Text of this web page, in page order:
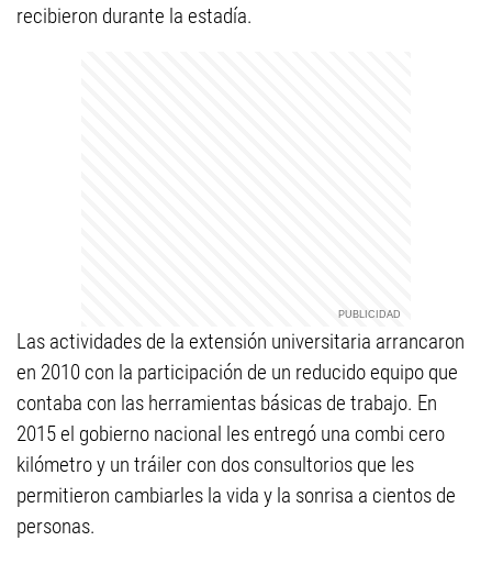
recibieron durante la estadía.
Las actividades de la extensión universitaria arrancaron
en 2010 con la participación de un reducido equipo que
contaba con las herramientas básicas de trabajo. En
2015 el gobierno nacional les entregó una combi cero
kilómetro y un tráiler con dos consultorios que les
permitieron cambiarles la vida y la sonrisa a cientos de
personas.